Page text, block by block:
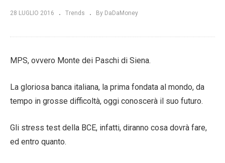
28 LUGLIO 2016 Trends By DaDaMoney
MPS, ovvero Monte dei Paschi di Siena.
La gloriosa banca italiana, la prima fondata al mondo, da
tempo in grosse difficoltà, oggi conoscerà il suo futuro.
Gli stress test della BCE, infatti, diranno cosa dovrà fare,
ed entro quanto.